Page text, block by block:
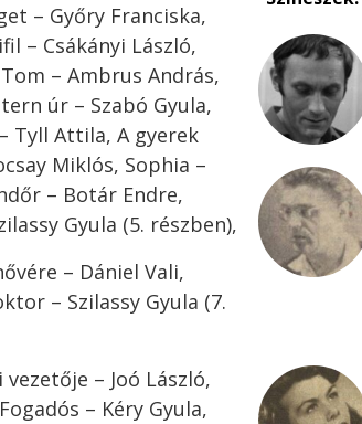
– Győry Franciska,
– Csákányi László,
– Ambrus András,
úr – Szabó Gyula,
Tyll Attila, A gyerek
Miklós, Sophia –
– Botár Endre,
Gyula (5. részben),
– Dániel Vali,
– Szilassy Gyula (7.
– Joó László,
– Kéry Gyula,